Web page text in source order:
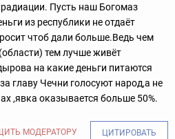
Пусть наш Богомаз
из республики не отдаёт
чтоб дали больше.Ведь чем
тем лучше живёт
на какие деньги питаются
главу Чечни голосуют народ,а не
,явка оказывается больше 50%.
МОДЕРАТОРУ ЦИТИРОВАТЬ